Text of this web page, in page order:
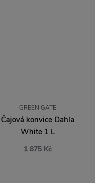
GREEN GATE
Čajová konvice Dahla
White 1 L
1 875 Kč